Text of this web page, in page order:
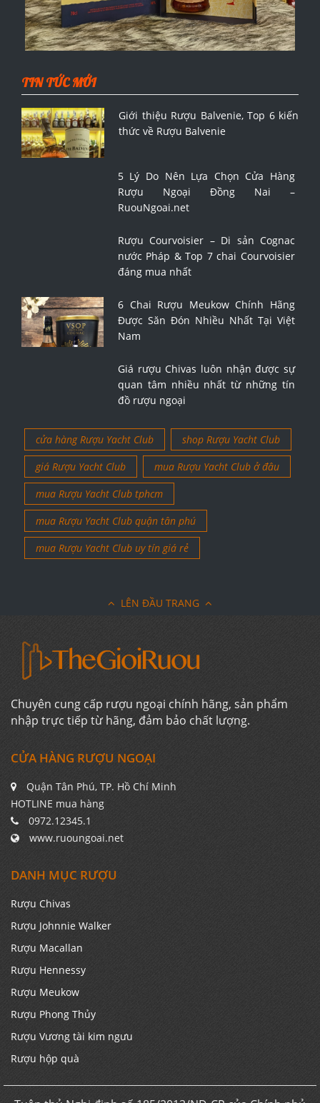
TIN TỨC MỚI
Giới thiệu Rượu Balvenie, Top 6 kiến
thức về Rượu Balvenie
5 Lý Do Nên Lựa Chọn Cửa Hàng
Rượu Ngoại Đồng Nai –
RuouNgoai.net
Rượu Courvoisier – Di sản Cognac
nước Pháp & Top 7 chai Courvoisier
đáng mua nhất
6 Chai Rượu Meukow Chính Hãng
Được Săn Đón Nhiều Nhất Tại Việt
Nam
Giá rượu Chivas luôn nhận được sự
quan tâm nhiều nhất từ những tín
đồ rượu ngoại
cửa hàng Rượu Yacht Club
shop Rượu Yacht Club
giá Rượu Yacht Club
mua Rượu Yacht Club ở đâu
mua Rượu Yacht Club tphcm
mua Rượu Yacht Club quận tân phú
mua Rượu Yacht Club uy tín giá rẻ
LÊN ĐẦU TRANG
Chuyên cung cấp rượu ngoại chính hãng, sản phẩm
nhập trực tiếp từ hãng, đảm bảo chất lượng.
CỬA HÀNG RƯỢU NGOẠI
Quận Tân Phú, TP. Hồ Chí Minh
HOTLINE mua hàng
0972.12345.1
www.ruoungoai.net
DANH MỤC RƯỢU
Rượu Chivas
Rượu Johnnie Walker
Rượu Macallan
Rượu Hennessy
Rượu Meukow
Rượu Phong Thủy
Rượu Vương tài kim ngưu
Rượu hộp quà